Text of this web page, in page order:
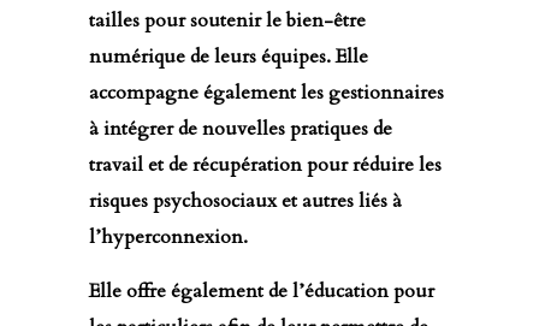
tailles pour soutenir le bien-être
numérique de leurs équipes. Elle
accompagne également les gestionnaires
à intégrer de nouvelles pratiques de
travail et de récupération pour réduire les
risques psychosociaux et autres liés à
l’hyperconnexion.
Elle offre également de l’éducation pour